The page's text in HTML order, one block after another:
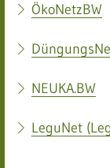
ÖkoNetzBW
NEUKA.BW
LeguNet